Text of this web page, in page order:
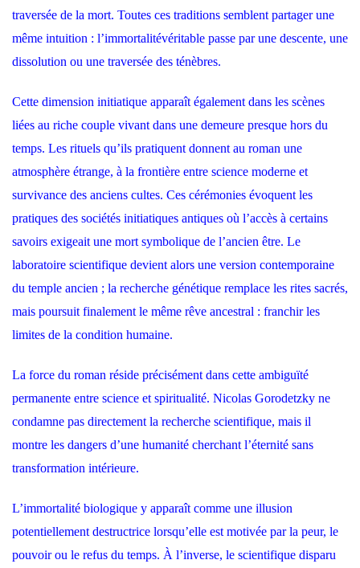
traversée de la mort. Toutes ces traditions semblent partager une
même intuition : l’immortalitévéritable passe par une descente, une
dissolution ou une traversée des ténèbres.
Cette dimension initiatique apparaît également dans les scènes
liées au riche couple vivant dans une demeure presque hors du
temps. Les rituels qu’ils pratiquent donnent au roman une
atmosphère étrange, à la frontière entre science moderne et
survivance des anciens cultes. Ces cérémonies évoquent les
pratiques des sociétés initiatiques antiques où l’accès à certains
savoirs exigeait une mort symbolique de l’ancien être. Le
laboratoire scientifique devient alors une version contemporaine
du temple ancien ; la recherche génétique remplace les rites sacrés,
mais poursuit finalement le même rêve ancestral : franchir les
limites de la condition humaine.
La force du roman réside précisément dans cette ambiguïté
permanente entre science et spiritualité. Nicolas Gorodetzky ne
condamne pas directement la recherche scientifique, mais il
montre les dangers d’une humanité cherchant l’éternité sans
transformation intérieure.
L’immortalité biologique y apparaît comme une illusion
potentiellement destructrice lorsqu’elle est motivée par la peur, le
pouvoir ou le refus du temps. À l’inverse, le scientifique disparu